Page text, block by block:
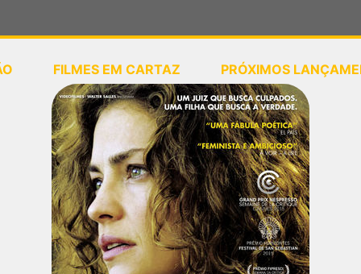
ou selecione sua localização
FILMES EM CARTAZ PRÓXIMOS